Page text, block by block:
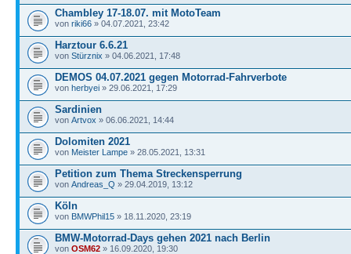
Chambley 17-18.07. mit MotoTeam
von riki66 » 04.07.2021, 23:42
Harztour 6.6.21
von Stürznix » 04.06.2021, 17:48
DEMOS 04.07.2021 gegen Motorrad-Fahrverbote
von herbyei » 29.06.2021, 17:29
Sardinien
von Artvox » 06.06.2021, 14:44
Dolomiten 2021
von Meister Lampe » 28.05.2021, 13:31
Petition zum Thema Streckensperrung
von Andreas_Q » 29.04.2019, 13:12
Köln
von BMWPhil15 » 18.11.2020, 23:19
BMW-Motorrad-Days gehen 2021 nach Berlin
von OSM62 » 16.09.2020, 19:30